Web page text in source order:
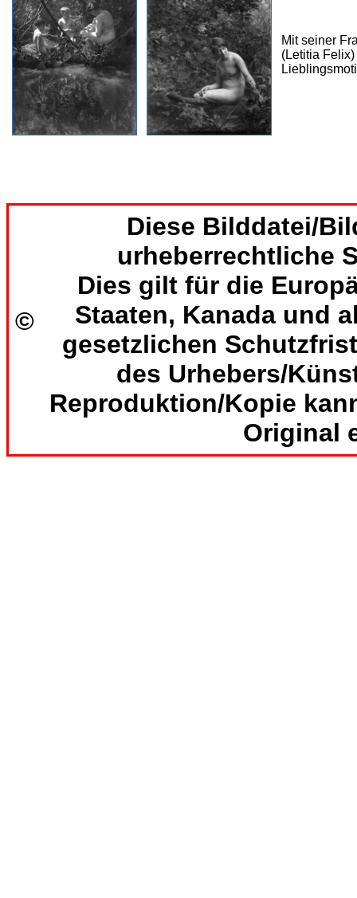
Mit seiner
(Letitia
©
Diese Bilddatei/
urheberrechtliche
Dies gilt für die
Staaten, Kanada und
gesetzlichen
des Urhebers/
Reproduktion/Kopie
Original